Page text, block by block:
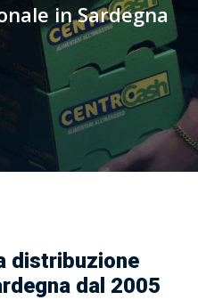
in Sardegna
distribuzione
dal 2005